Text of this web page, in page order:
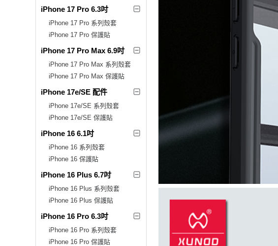
iPhone 17 Pro 6.3吋
iPhone 17 Pro 系列殼套
iPhone 17 Pro 保護貼
iPhone 17 Pro Max 6.9吋
iPhone 17 Pro Max 系列殼套
iPhone 17 Pro Max 保護貼
iPhone 17e/SE 配件
iPhone 17e/SE 系列殼套
iPhone 17e/SE 保護貼
iPhone 16 6.1吋
iPhone 16 系列殼套
iPhone 16 保護貼
iPhone 16 Plus 6.7吋
iPhone 16 Plus 系列殼套
iPhone 16 Plus 保護貼
iPhone 16 Pro 6.3吋
iPhone 16 Pro 系列殼套
iPhone 16 Pro 保護貼